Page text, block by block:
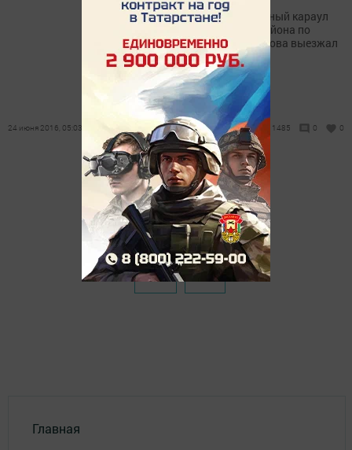
Второй раз за сутки дежурный караул
№114 Дрожжановского района по
руководством Айрата Аюпова выезжал
на ликвидацию горения
автотранспорта.
24 июня 2016, 05:03 1485 0 0
Главная